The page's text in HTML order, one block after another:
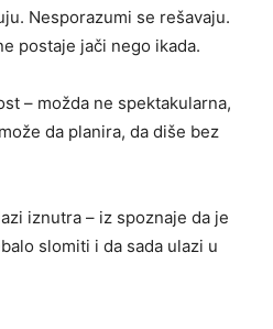
Nesporazumi se rešavaju.
postaje jači nego ikada.
– možda ne spektakularna,
da planira, da diše bez
iznutra – iz spoznaje da je
slomiti i da sada ulazi u